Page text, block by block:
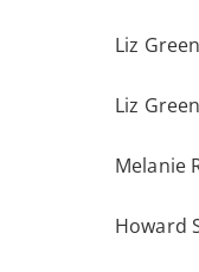
Liz
Liz
Melanie
Howard